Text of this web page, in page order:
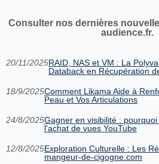
Consulter nos dernières
audience.fr.
20/11/2025RAID, NAS et VM : La
Databack en Récupération
18/9/2025Comment Likama Aide à
Peau et Vos Articulations
24/8/2025Gagner en visibilité :
l'achat de vues YouTube
12/8/2025Exploration Culturelle : Les
mangeur-de-cigogne.com